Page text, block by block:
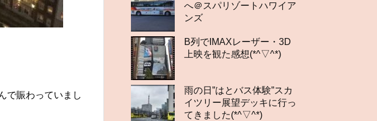
で賑わっていまし
へ＠スパリゾートハワイア
ンズ
B列でIMAXレーザー・3D
上映を観た感想(*^▽^*)
雨の日”はとバス体験”スカ
イツリー展望デッキに行っ
てきました(*^▽^*)